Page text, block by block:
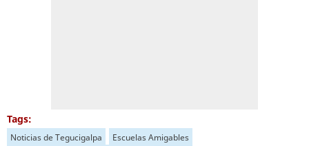
Tags:
Noticias de Tegucigalpa
Escuelas Amigables